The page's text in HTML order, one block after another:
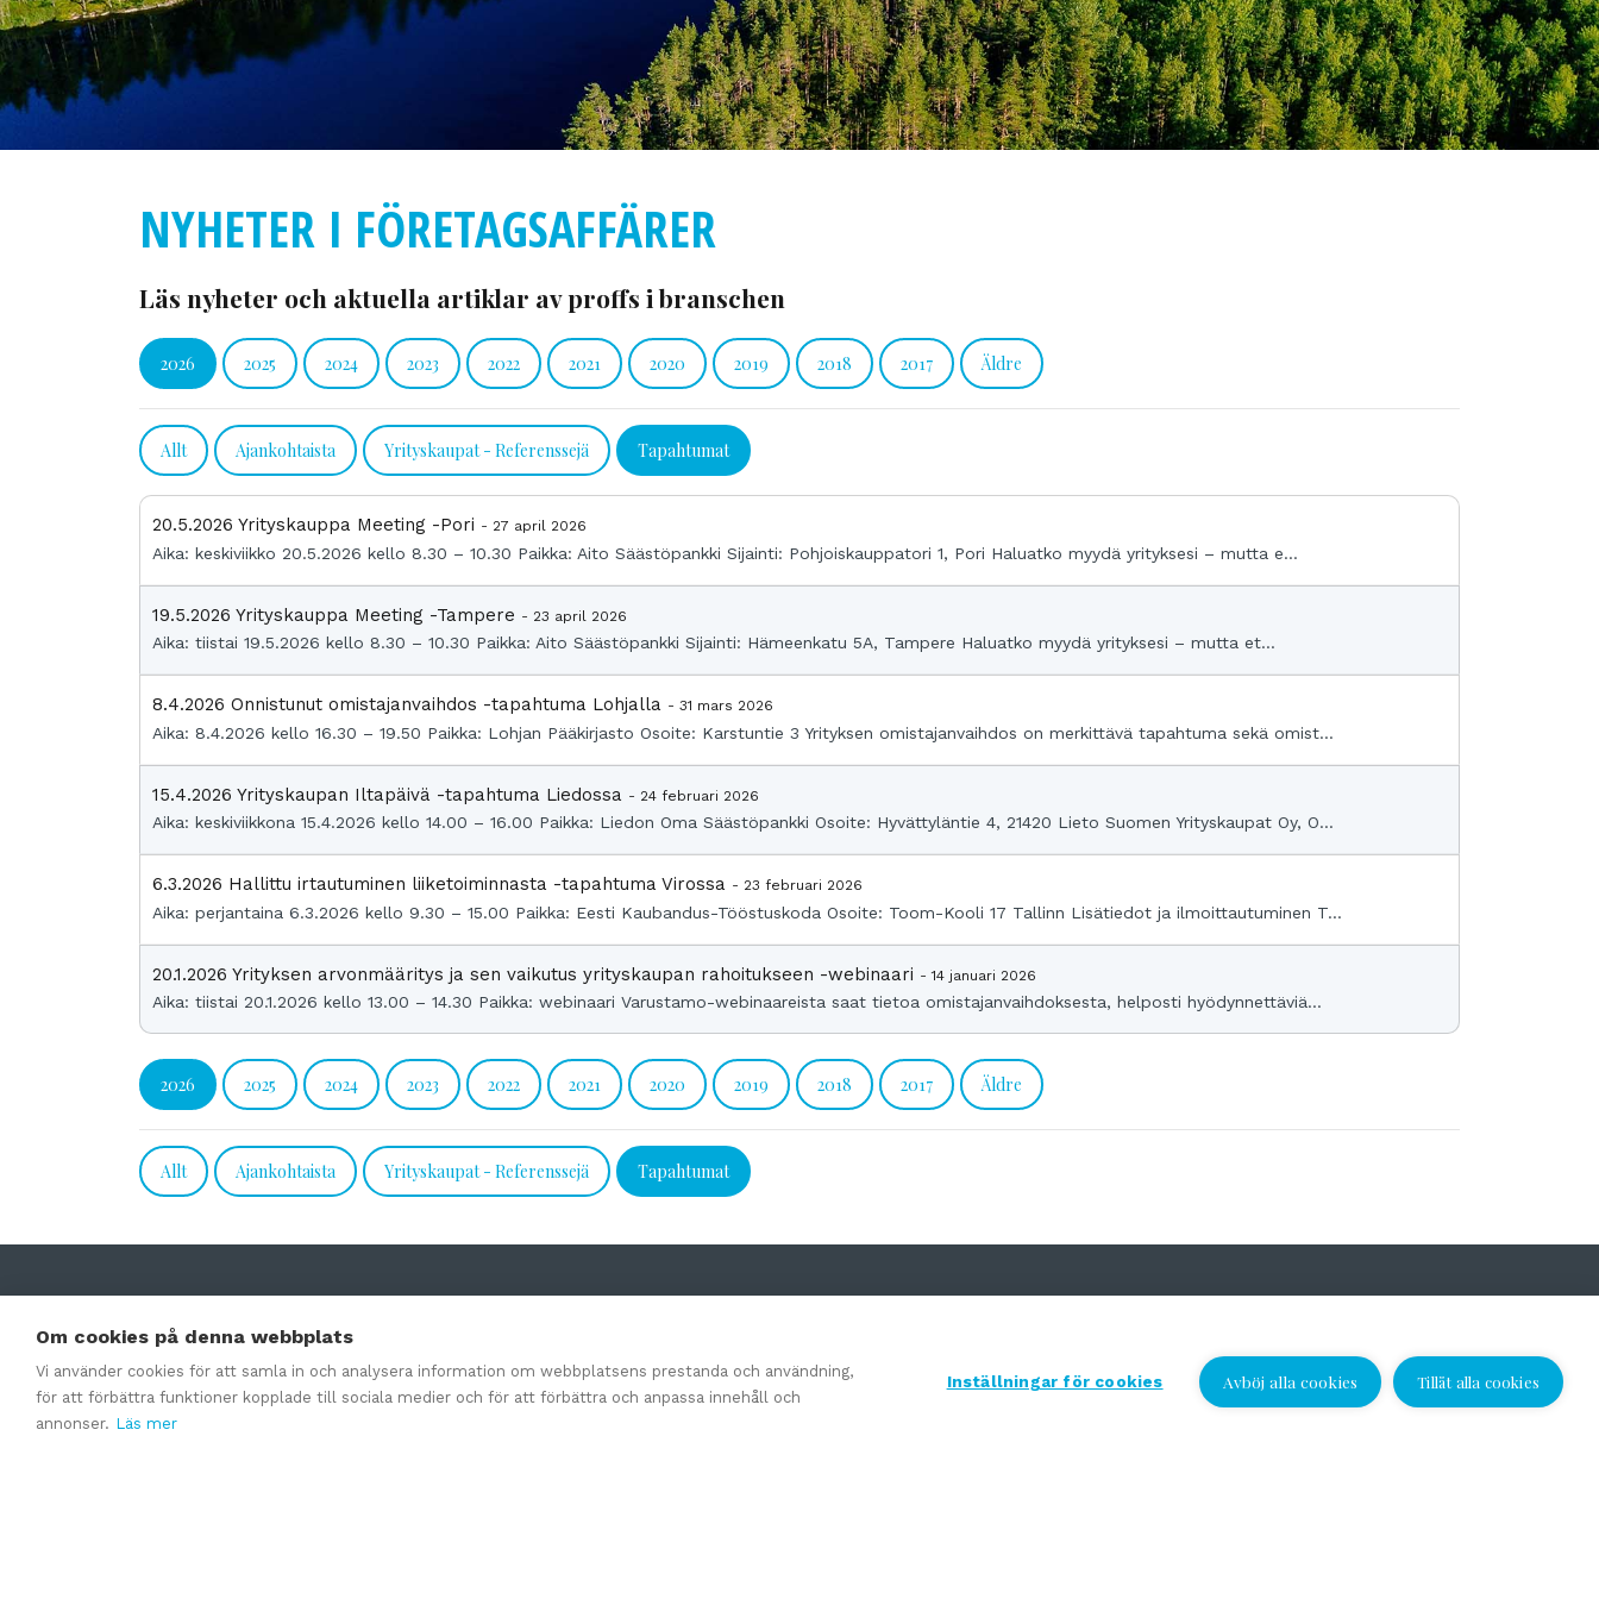
NYHETER I FÖRETAGSAFFÄRER
Läs nyheter och aktuella artiklar av proffs i branschen
2026 2025 2024 2023 2022 2021 2020 2019 2018 2017 Äldre
Allt Ajankohtaista Yrityskaupat - Referenssejä Tapahtumat
20.5.2026 Yrityskauppa Meeting -Pori - 27 april 2026
Aika: keskiviikko 20.5.2026 kello 8.30 – 10.30 Paikka: Aito Säästöpankki Sijainti: Pohjoiskauppatori 1, Pori Haluatko myydä yrityksesi – mutta e...
19.5.2026 Yrityskauppa Meeting -Tampere - 23 april 2026
Aika: tiistai 19.5.2026 kello 8.30 – 10.30 Paikka: Aito Säästöpankki Sijainti: Hämeenkatu 5A, Tampere Haluatko myydä yrityksesi – mutta et...
8.4.2026 Onnistunut omistajanvaihdos -tapahtuma Lohjalla - 31 mars 2026
Aika: 8.4.2026 kello 16.30 – 19.50 Paikka: Lohjan Pääkirjasto Osoite: Karstuntie 3 Yrityksen omistajanvaihdos on merkittävä tapahtuma sekä omist...
15.4.2026 Yrityskaupan Iltapäivä -tapahtuma Liedossa - 24 februari 2026
Aika: keskiviikkona 15.4.2026 kello 14.00 – 16.00 Paikka: Liedon Oma Säästöpankki Osoite: Hyvättyläntie 4, 21420 Lieto Suomen Yrityskaupat Oy, O...
6.3.2026 Hallittu irtautuminen liiketoiminnasta -tapahtuma Virossa - 23 februari 2026
Aika: perjantaina 6.3.2026 kello 9.30 – 15.00 Paikka: Eesti Kaubandus-Tööstuskoda Osoite: Toom-Kooli 17 Tallinn Lisätiedot ja ilmoittautuminen T...
20.1.2026 Yrityksen arvonmääritys ja sen vaikutus yrityskaupan rahoitukseen -webinaari - 14 januari 2026
Aika: tiistai 20.1.2026 kello 13.00 – 14.30 Paikka: webinaari Varustamo-webinaareista saat tietoa omistajanvaihdoksesta, helposti hyödynnettäviä...
2026 2025 2024 2023 2022 2021 2020 2019 2018 2017 Äldre
Allt Ajankohtaista Yrityskaupat - Referenssejä Tapahtumat
Om cookies på denna webbplats
Vi använder cookies för att samla in och analysera information om webbplatsens prestanda och användning,
för att förbättra funktioner kopplade till sociala medier och för att förbättra och anpassa innehåll och
annonser. Läs mer
Inställningar för cookies Avböj alla cookies Tillåt alla cookies